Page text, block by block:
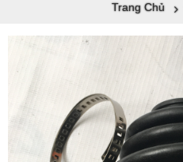
Trang Chủ